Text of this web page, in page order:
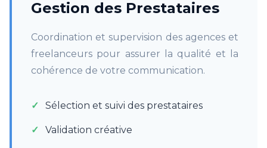
Gestion des Prestataires
Coordination et supervision des agences et
freelanceurs pour assurer la qualité et la
cohérence de votre communication.
Sélection et suivi des prestataires
Validation créative